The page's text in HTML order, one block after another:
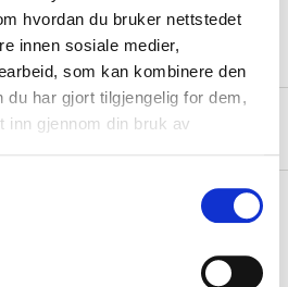
hvordan du bruker nettstedet
innen sosiale medier,
som kan kombinere den
du har gjort tilgjengelig for dem,
inn gjennom din bruk av